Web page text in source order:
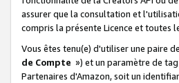
assurer que la consultation et
compris la présente Licence et toutes
Vous êtes tenu(e) d'utiliser une paire
de Compte ») et un paramètre de
Partenaires d'Amazon, soit un